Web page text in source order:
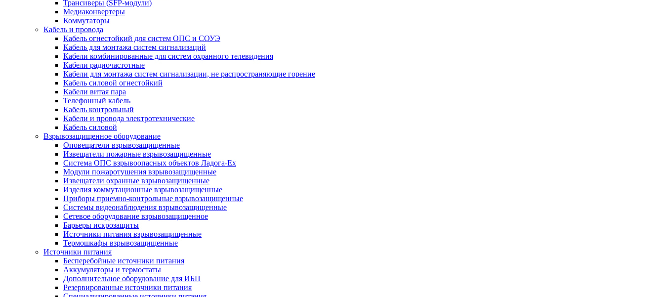
Трансиверы (SFP-модули)
Медиаконвертеры
Коммутаторы
Кабель и провода
Кабель огнестойкий для систем ОПС и СОУЭ
Кабель для монтажа систем сигнализаций
Кабели комбинированные для систем охранного телевидения
Кабели радиочастотные
Кабели для монтажа систем сигнализации, не распространяющие горение
Кабель силовой огнестойкий
Кабели витая пара
Телефонный кабель
Кабель контрольный
Кабели и провода электротехнические
Кабель силовой
Взрывозащищенное оборудование
Оповещатели взрывозащищенные
Извещатели пожарные взрывозащищенные
Система ОПС взрывоопасных объектов Ладога-Ex
Модули пожаротушения взрывозащищенные
Извещатели охранные взрывозащищенные
Изделия коммутационные взрывозащищенные
Приборы приемно-контрольные взрывозащищенные
Системы видеонаблюдения взрывозащищенные
Сетевое оборудование взрывозащищенное
Барьеры искрозащиты
Источники питания взрывозащищенные
Термошкафы взрывозащищенные
Источники питания
Бесперебойные источники питания
Аккумуляторы и термостаты
Дополнительное оборудование для ИБП
Резервированные источники питания